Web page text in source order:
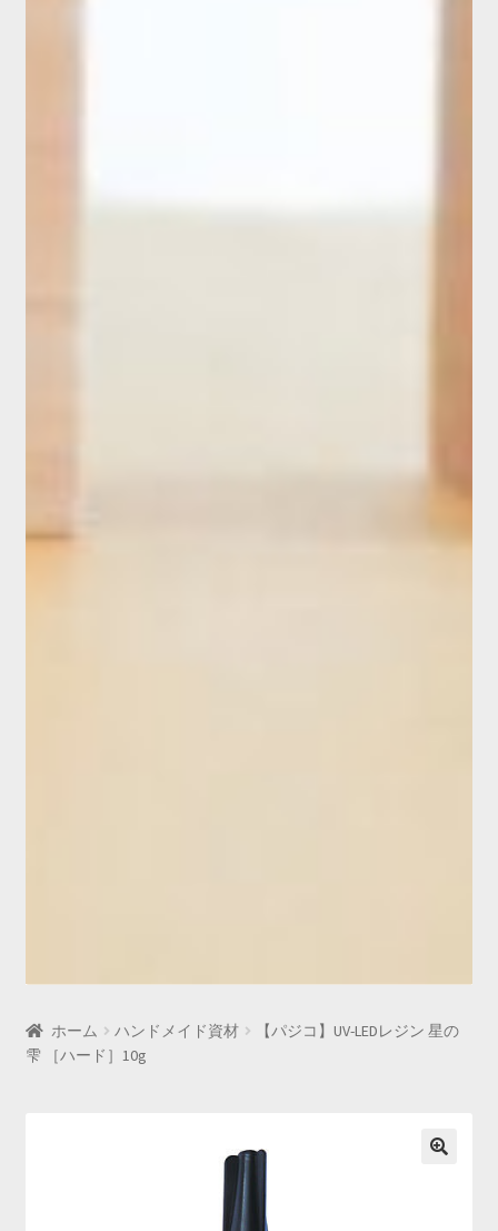
ホーム ハンドメイド資材
【パジコ】UV-LEDレジン 星の
雫 ［ハード］10g